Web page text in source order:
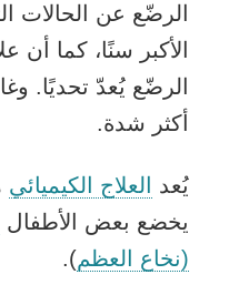
الرضّع عن الحالات
الأكبر سنًا، كما
الرضّع يُعدّ تحديًا.
أكثر شدة.
يُعد العلاج الكيميائي
يخضع بعض الأطفال
(نخاع العظم).